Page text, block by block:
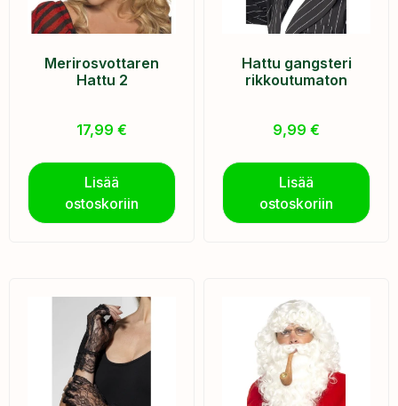
Merirosvottaren
Hattu 2
17,99 €
Lisää
ostoskoriin
Hattu gangsteri
rikkoutumaton
9,99 €
Lisää
ostoskoriin